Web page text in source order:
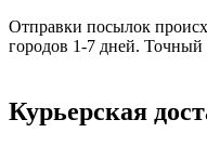
Отправки посылок
городов 1-7 дней. Точный
Курьерская